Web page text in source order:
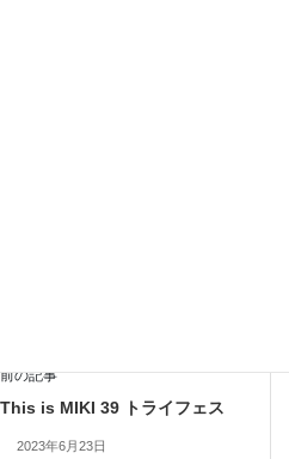
前の記事
This is MIKI 39 トライフェス
2023年6月23日